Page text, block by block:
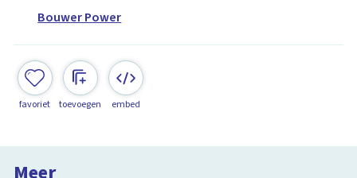
Bouwer Power
favoriet toevoegen embed